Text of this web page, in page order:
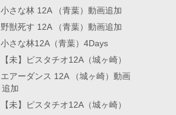
小さな林 12A （青葉）動画追加
野獣死す 12A （青葉）動画追加
小さな林12A（青葉）4Days
【未】ピスタチオ12A（城ヶ崎）
エアーダンス 12A （城ヶ崎）動画
追加
【未】ピスタチオ12A（城ヶ崎）